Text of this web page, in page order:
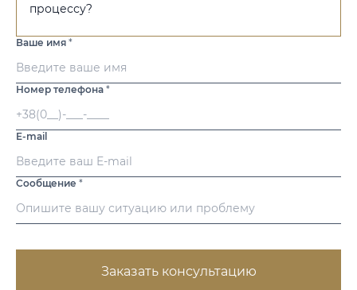
процессу?
Ваше имя *
Номер телефона *
E-mail
Сообщение *
Заказать консультацию